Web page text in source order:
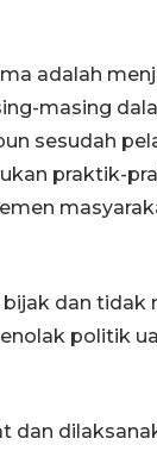
adalah
masing
sesudah
praktik-
dan tidak
politik
dan